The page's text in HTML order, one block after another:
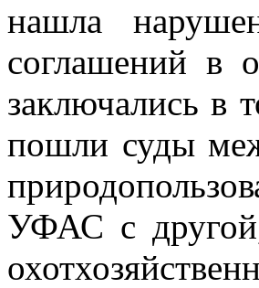
нашла
соглашений в
заключалисьв
пошли суды
УФАС с